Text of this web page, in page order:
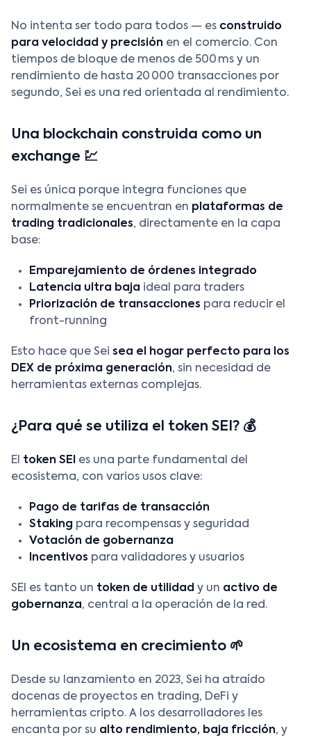
No intenta ser todo para todos — es construido
para velocidad y precisión en el comercio. Con
tiempos de bloque de menos de 500 ms y un
rendimiento de hasta 20 000 transacciones por
segundo, Sei es una red orientada al rendimiento.
Una blockchain construida como un
exchange 💹
Sei es única porque integra funciones que
normalmente se encuentran en plataformas de
trading tradicionales, directamente en la capa
base:
Emparejamiento de órdenes integrado
Latencia ultra baja ideal para traders
Priorización de transacciones para reducir el
front-running
Esto hace que Sei sea el hogar perfecto para los
DEX de próxima generación, sin necesidad de
herramientas externas complejas.
¿Para qué se utiliza el token SEI? 💰
El token SEI
es una parte fundamental del
ecosistema, con varios usos clave:
Pago de tarifas de transacción
Staking para recompensas y seguridad
Votación de gobernanza
Incentivos para validadores y usuarios
SEI es tanto un token de utilidad y un activo de
gobernanza, central a la operación de la red.
Un ecosistema en crecimiento 🌱
Desde su lanzamiento en 2023, Sei ha atraído
docenas de proyectos en trading, DeFi y
herramientas cripto. A los desarrolladores les
encanta por su alto rendimiento, baja fricción, y